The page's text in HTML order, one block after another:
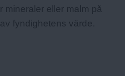
mineraler eller malm på
fyndighetens värde.